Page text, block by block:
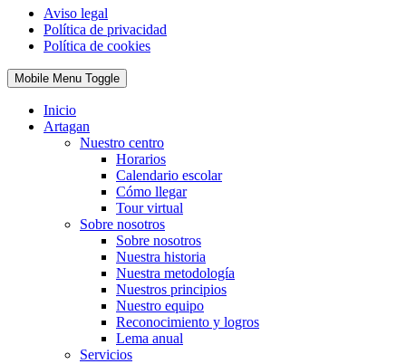
Aviso legal
Política de privacidad
Política de cookies
Mobile Menu Toggle
Inicio
Artagan
Nuestro centro
Horarios
Calendario escolar
Cómo llegar
Tour virtual
Sobre nosotros
Sobre nosotros
Nuestra historia
Nuestra metodología
Nuestros principios
Nuestro equipo
Reconocimiento y logros
Lema anual
Servicios